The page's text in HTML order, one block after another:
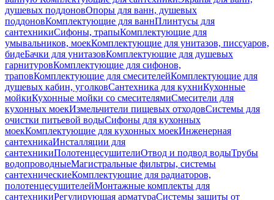
душевых поддоновОпоры для ванн, душевых
поддоновКомплектующие для ваннПлинтусы для
сантехникиСифоны, трапыКомплектующие для
умывальников, моекКомплектующие для унитазов, писсуаров,
бидеБачки для унитазовКомплектующие для душевых
гарнитуровКомплектующие для сифонов,
траповКомплектующие для смесителейКомплектующие для
душевых кабин, уголковСантехника для кухниКухонные
мойкиКухонные мойки со смесителямиСмесители для
кухонных моекИзмельчители пищевых отходовСистемы для
очистки питьевой водыСифоны для кухонных
моекКомплектующие для кухонных моекИнженерная
сантехникаИнсталляции для
сантехникиПолотенцесушителиОтвод и подвод водыТрубы
водопроводныеМагистральные фильтры, системы
сантехническиеКомплектующие для радиаторов,
полотенцесушителейМонтажные комплекты для
сантехникиРегулирующая арматураСистемы защиты от